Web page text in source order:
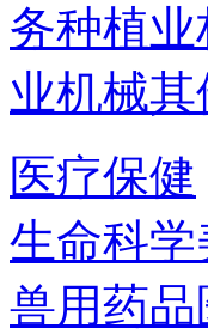
务种植业
业机械其
医疗保健
生命科学
兽用药品